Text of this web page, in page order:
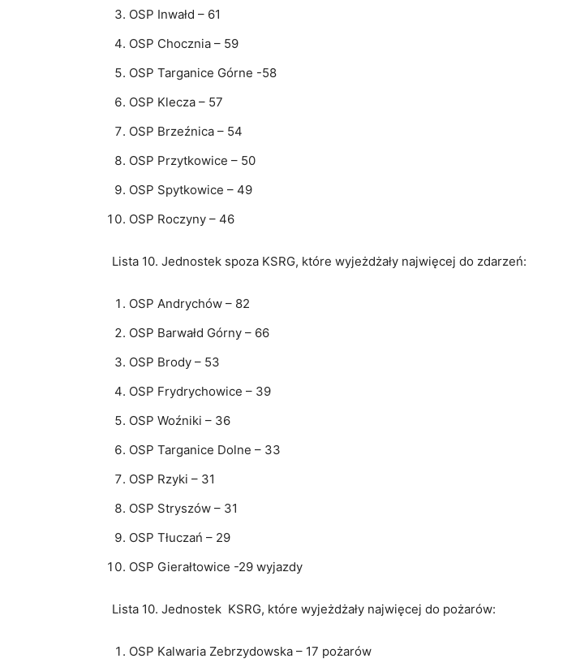
OSP Inwałd – 61
OSP Chocznia – 59
OSP Targanice Górne -58
OSP Klecza – 57
OSP Brzeźnica – 54
OSP Przytkowice – 50
OSP Spytkowice – 49
OSP Roczyny – 46
Lista 10. Jednostek spoza KSRG, które wyjeżdżały najwięcej do zdarzeń:
OSP Andrychów – 82
OSP Barwałd Górny – 66
OSP Brody – 53
OSP Frydrychowice – 39
OSP Woźniki – 36
OSP Targanice Dolne – 33
OSP Rzyki – 31
OSP Stryszów – 31
OSP Tłuczań – 29
OSP Gierałtowice -29 wyjazdy
Lista 10. Jednostek KSRG, które wyjeżdżały najwięcej do pożarów:
OSP Kalwaria Zebrzydowska – 17 pożarów